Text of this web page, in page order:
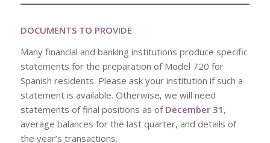
DOCUMENTS TO PROVIDE
Many financial and banking institutions produce specific
statements for the preparation of Model 720 for
Spanish residents. Please ask your institution if such a
statement is available. Otherwise, we will need
statements of final positions as of December 31 ,
average balances for the last quarter, and details of
the year’s transactions.